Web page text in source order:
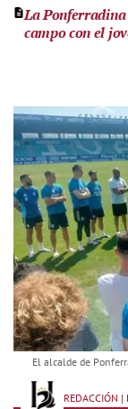
La
campo con el
El alcalde de
REDACCIÓN |